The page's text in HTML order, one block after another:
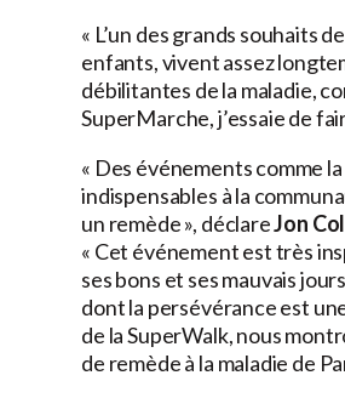
« L’un des grands souhaits
enfants, vivent assez
débilitantes de la maladie,
SuperMarche, j’essaie de
« Des événements comme
indispensables à la
un remède », déclareJon
« Cet événement est très
ses bons et ses mauvais
dont la persévérance est
de la SuperWalk, nous
de remède à la maladie de